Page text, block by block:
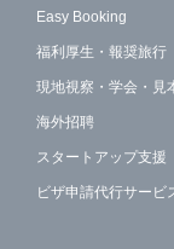
Easy Booking
福利厚生・報奨旅行
現地視察・学会・見
海外招聘
スタートアップ支援
ビザ申請代行サービ